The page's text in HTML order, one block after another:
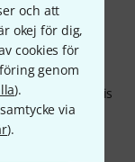
och att
okej för dig,
cookies för
genom
).
via
).
easy!). Tiny
plastic, but this
looking for
got it.
pros. It is